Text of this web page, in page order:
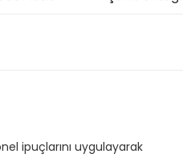
ipuçlarını uygulayarak